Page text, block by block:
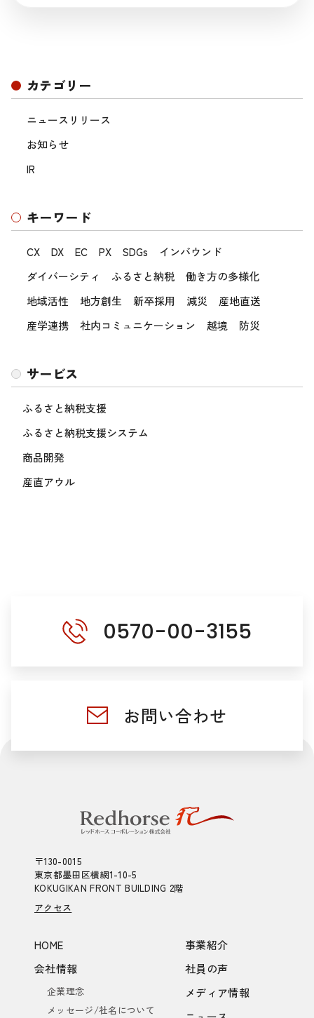
カテゴリー
ニュースリリース
お知らせ
IR
キーワード
CX DX EC PX SDGs
インバウンド
ダイバーシティ
ふるさと納税
働き方の多様化
地域活性
地方創生 新卒採用 減災
産地直送
産学連携
社内コミュニケーション 越境 防災
サービス
ふるさと納税支援
ふるさと納税支援システム
商品開発
産直アウル
0570-00-3155
お問い合わせ
〒130-0015
東京都墨田区横網1-10-5
KOKUGIKAN FRONT BUILDING 2階
アクセス
HOME
会社情報
企業理念
メッセージ/社名について
事業紹介
社員の声
メディア情報